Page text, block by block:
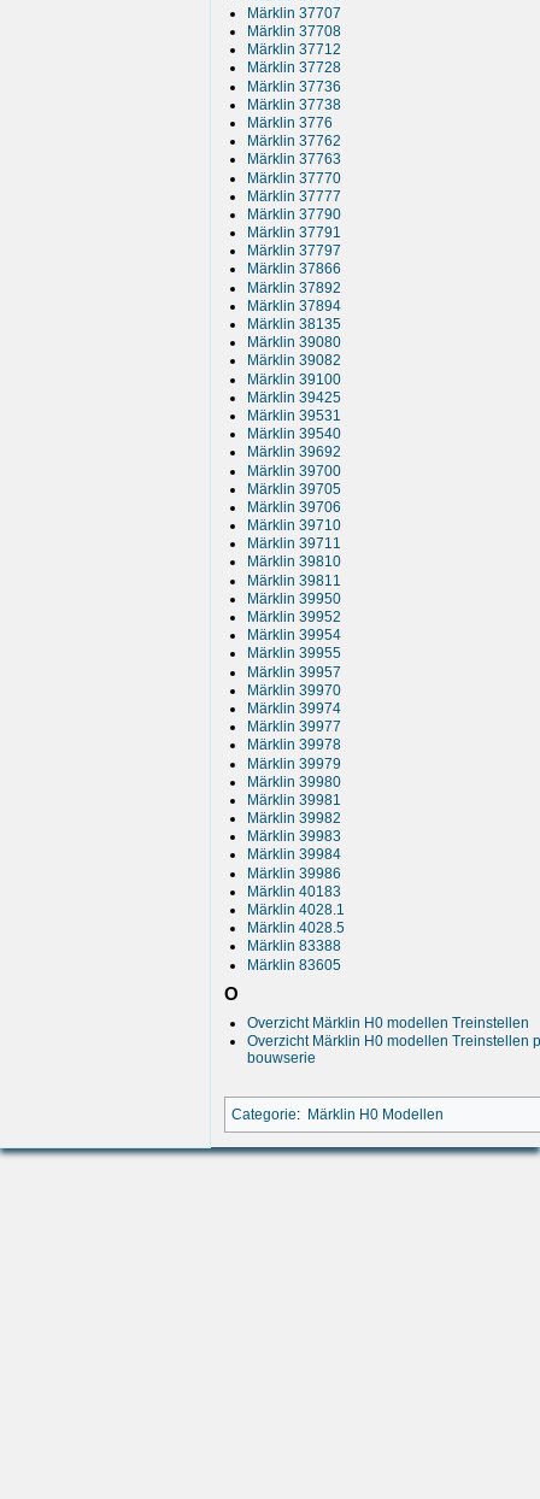
Märklin 37707
Märklin 37708
Märklin 37712
Märklin 37728
Märklin 37736
Märklin 37738
Märklin 3776
Märklin 37762
Märklin 37763
Märklin 37770
Märklin 37777
Märklin 37790
Märklin 37791
Märklin 37797
Märklin 37866
Märklin 37892
Märklin 37894
Märklin 38135
Märklin 39080
Märklin 39082
Märklin 39100
Märklin 39425
Märklin 39531
Märklin 39540
Märklin 39692
Märklin 39700
Märklin 39705
Märklin 39706
Märklin 39710
Märklin 39711
Märklin 39810
Märklin 39811
Märklin 39950
Märklin 39952
Märklin 39954
Märklin 39955
Märklin 39957
Märklin 39970
Märklin 39974
Märklin 39977
Märklin 39978
Märklin 39979
Märklin 39980
Märklin 39981
Märklin 39982
Märklin 39983
Märklin 39984
Märklin 39986
Märklin 40183
Märklin 4028.1
Märklin 4028.5
Märklin 83388
Märklin 83605
O
Overzicht Märklin H0 modellen Treinstellen
Overzicht Märklin H0 modellen Treinstellen
bouwserie
Categorie: Märklin H0 Modellen